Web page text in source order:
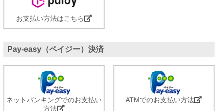
お支払い方法はこちら
Pay-easy（ペイジー）決済
ネットバンキングでのお支払い
方法
ATMでのお支払い方法